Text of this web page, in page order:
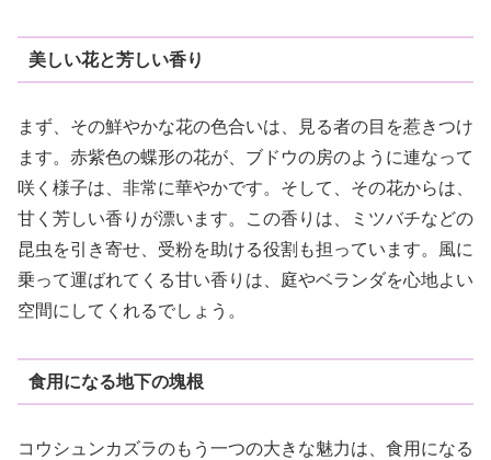
美しい花と芳しい香り
まず、その鮮やかな花の色合いは、見る者の目を惹きつけ
ます。赤紫色の蝶形の花が、ブドウの房のように連なって
咲く様子は、非常に華やかです。そして、その花からは、
甘く芳しい香りが漂います。この香りは、ミツバチなどの
昆虫を引き寄せ、受粉を助ける役割も担っています。風に
乗って運ばれてくる甘い香りは、庭やベランダを心地よい
空間にしてくれるでしょう。
食用になる地下の塊根
コウシュンカズラのもう一つの大きな魅力は、食用になる